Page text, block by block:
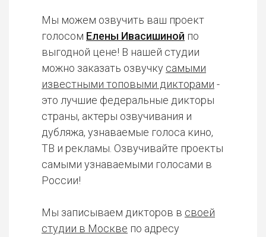
Мы можем озвучить ваш проект
голосом Елены Ивасишиной по
выгодной цене! В нашей студии
можно заказать озвучку самыми
известными топовыми дикторами -
это лучшие федеральные дикторы
страны, актеры озвучивания и
дубляжа, узнаваемые голоса кино,
ТВ и рекламы. Озвучивайте проекты
самыми узнаваемыми голосами в
России!
Мы записываем дикторов в своей
студии в Москве по адресу